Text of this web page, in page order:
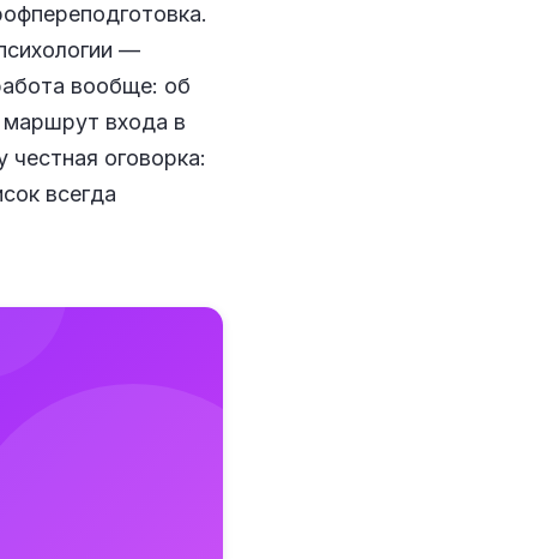
—
вообще: об
входа в
честная оговорка:
всегда